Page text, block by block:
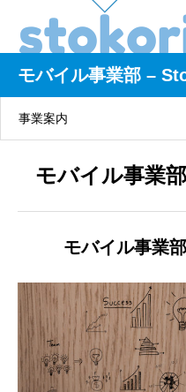
モバイル事業部 –
事業案内
モバイル事業
モバイル事業